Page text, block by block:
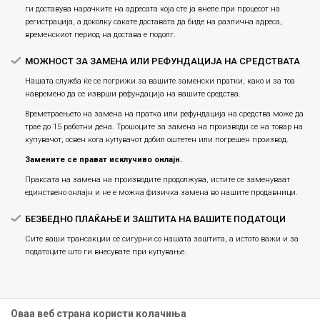
ги доставува нарачките на адресата која сте ја внеле при процесот на
регистрација, а доколку сакате доставата да биде на различна адреса,
временскиот период на достава е подолг.
МОЖНОСТ ЗА ЗАМЕНА ИЛИ РЕФУНДАЦИЈА НА СРЕДСТВАТА
Нашата служба ќе се погрижи за вашите заменски пратки, како и за тоа
навремено да се изврши рефундација на вашите средства.
Времетраењето на замена на пратка или рефундацијa на средства може да
трае до 15 работни дена. Трошоците за замена на производи се на товар на
купувачот, освен кога купувачот добил оштетен или погрешен производ.
Замените се прават исклучиво онлајн.
Праксата на замена на производите продолжува, истите се заменуваат
единствено онлајн и не е можна физичка замена во нашите продавници.
БЕЗБЕДНО ПЛАЌАЊЕ И ЗАШТИТА НА ВАШИТЕ ПОДАТОЦИ
Сите ваши трансакции се сигурни со нашата заштита, а истото важи и за
податоците што ги внесувате при купување.
Оваа веб страна користи колачиња